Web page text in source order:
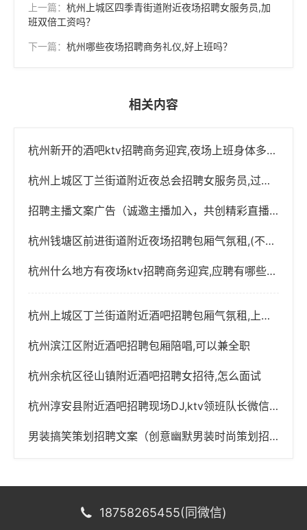
上一篇： 杭州上城区四季青街道附近夜场招聘女服务员,加
班双倍工资吗？
下一篇： 杭州哪些夜场招聘商务礼仪,好上班吗？
相关内容
杭州新开的酒吧ktv招聘商务迎宾,夜场上班身体多久会垮
杭州上城区丁兰街道附近夜总会招聘女服务员,过年放假吗？
招聘主播文案广告（诚邀主播加入，共创精彩直播之旅！）
杭州钱塘区前进街道附近夜场招聘包厢气氛租,(不用交台费)
杭州什么地方有夜场ktv招聘商务迎宾,应聘有哪些要求
杭州上城区丁兰街道附近酒吧招聘包厢气氛租,上班轻松的
杭州滨江区附近酒吧招聘包厢陪唱,可以兼全职
杭州余杭区径山镇附近酒吧招聘女招待,怎么面试
杭州淳安县附近酒吧招聘现场DJ,ktv领班队长微信多少
男装搞笑策划招聘文案（创意幽默男装时尚策划招募令）
 18758265455(同微信)